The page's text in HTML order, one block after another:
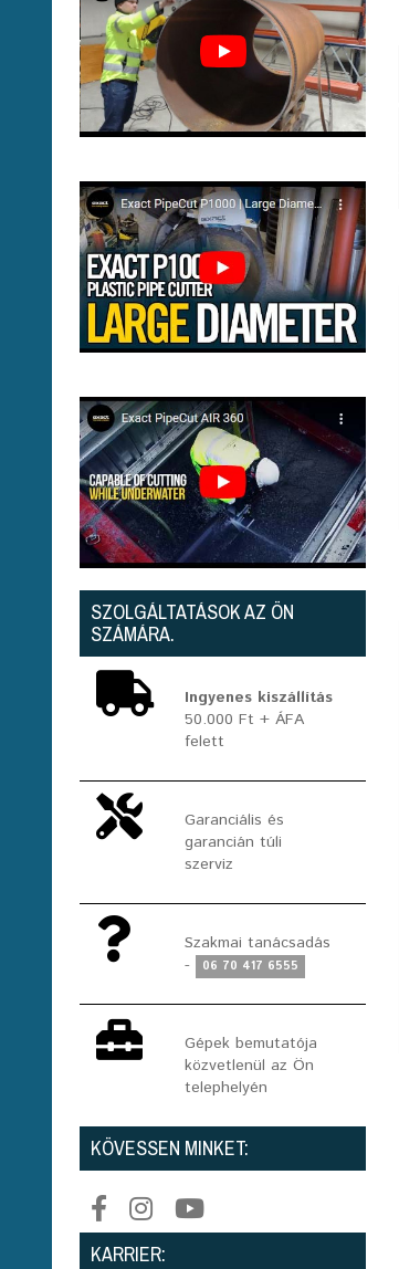
SZOLGÁLTATÁSOK AZ ÖN
SZÁMÁRA.
Ingyenes kiszállítás
50.000 Ft + ÁFA
felett
Garanciális és
garancián túli
szerviz
Szakmai tanácsadás
-
06 70 417 6555
Gépek bemutatója
közvetlenül az Ön
telephelyén
KÖVESSEN MINKET:
KARRIER: